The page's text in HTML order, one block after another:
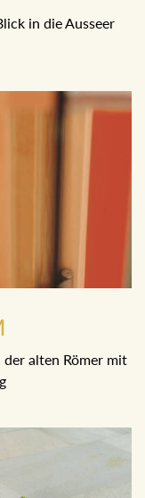
in die Ausseer
der alten Römer mit